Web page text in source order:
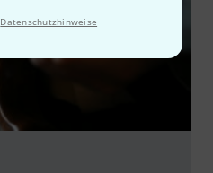
Datenschutzhinweise